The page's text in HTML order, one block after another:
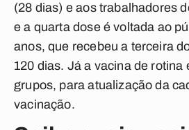
(28 dias) e aos trabalhadores
e a quarta dose é voltada ao
anos, que recebeu a terceira
120 dias. Já a vacina de rotina
grupos, para atualização da
vacinação.